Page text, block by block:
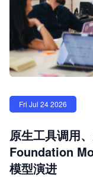
Fri Jul 24 2026
原生工具调用
Foundation
模型演进